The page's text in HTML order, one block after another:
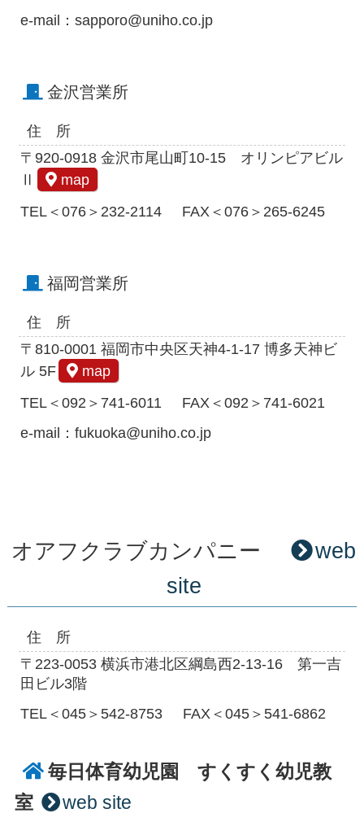
e-mail：sapporo@uniho.co.jp
金沢営業所
住 所
〒920-0918 金沢市尾山町10-15 オリンピアビル
Ⅱ
map
TEL＜076＞232-2114
FAX＜076＞265-6245
福岡営業所
住 所
〒810-0001 福岡市中央区天神4-1-17 博多天神ビ
ル 5F
map
TEL＜092＞741-6011
FAX＜092＞741-6021
e-mail：fukuoka@uniho.co.jp
オアフクラブカンパニー
web
site
住 所
〒223-0053 横浜市港北区綱島西2-13-16 第一吉
田ビル3階
TEL＜045＞542-8753
FAX＜045＞541-6862
毎日体育幼児園 すくすく幼児教
室
web site